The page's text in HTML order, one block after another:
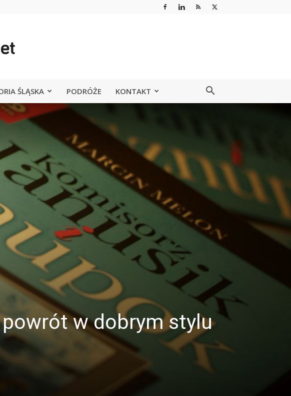
ŚLĄSKA PODRÓŻE KONTAKT
w dobrym stylu